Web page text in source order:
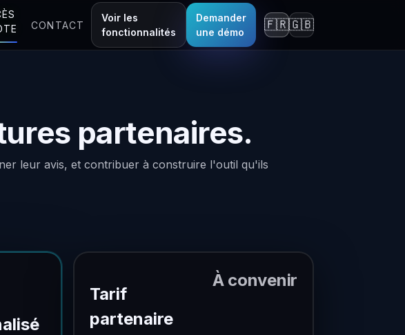
CONTACT
Voir les
fonctionnalités
Demander
une démo
🇫🇷🇬🇧
partenaires.
leur avis, et contribuer à construire l'outil qu'ils
Tarif
partenaire
À convenir